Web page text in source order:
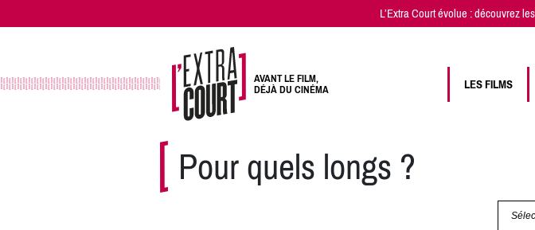
L’Extra Court évolue : découvrez les
AVANT LE FILM,
DÉJÀ DU CINÉMA LES FILMS
Pour quels longs ?